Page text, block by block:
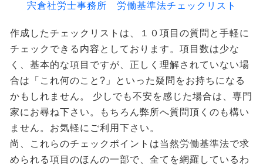
宍倉社労士事務所 労働基準法チェックリスト
作成したチェックリストは、１０項目の質問と手軽に
チェックできる内容としております。項目数は少な
く、基本的な項目ですが、正しく理解されていない場
合は「これ何のこと?」といった疑問をお持ちになる
かもしれません。 少しでも不安を感じた場合は、専門
家にお尋ね下さい。もちろん弊所へ質問頂くのも構い
ません。お気軽にご利用下さい。
尚、これらのチェックポイントは当然労働基準法で求
められる項目のほんの一部で、全てを網羅しているわ